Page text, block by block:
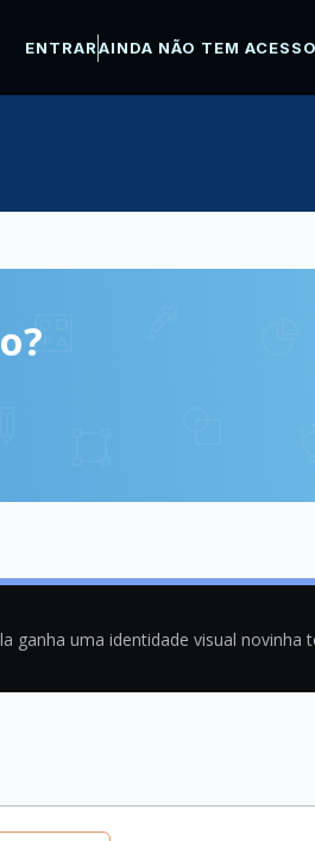
ENTRARAINDA NÃO TEM
ganha uma identidade visual novinha